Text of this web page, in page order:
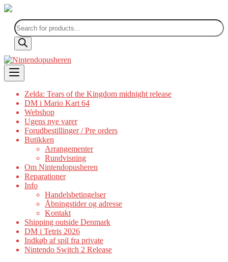
Products
search
Skip
to
content
Zelda: Tears of the Kingdom midnight release
DM i Mario Kart 64
Webshop
Ugens nye varer
Forudbestillinger / Pre orders
Butikken
Arrangementer
Rundvisning
Om Nintendopusheren
Reparationer
Info
Handelsbetingelser
Åbningstider og adresse
Kontakt
Shipping outside Denmark
DM i Tetris 2026
Indkøb af spil fra private
Nintendo Switch 2 Release